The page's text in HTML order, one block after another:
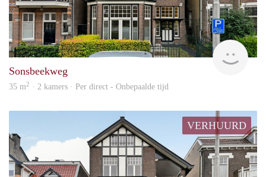
Next
Sonsbeekweg
35 m2 · 2 kamers · Per direct - Onbepaalde tijd
VERHUURD